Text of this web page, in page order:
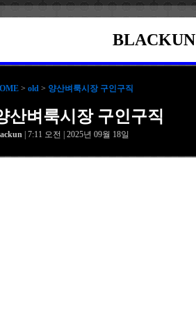
BLACKUN
> old > 양산벼룩시장 구인구직
산벼룩시장 구인구직
| 7:11 오전 | 2025년 09월 18일